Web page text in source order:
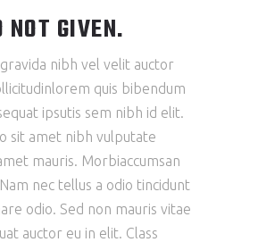
NOT GIVEN.
nibh vel velit auctor
quis bibendum
ipsutis sem nibh id elit.
sit amet nibh vulputate
mauris. Morbiaccumsan
nec tellus a odio tincidunt
odio. Sed non mauris vitae
auctor eu in elit. Class